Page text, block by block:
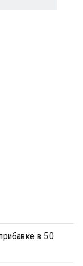
в 50